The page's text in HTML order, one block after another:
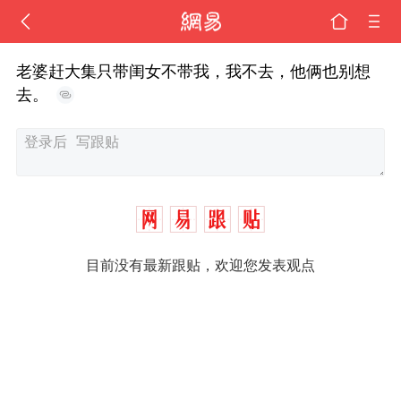
老婆赶大集只带闺女不带我，我不去，他俩也别想
去。
目前没有最新跟贴，欢迎您发表观点